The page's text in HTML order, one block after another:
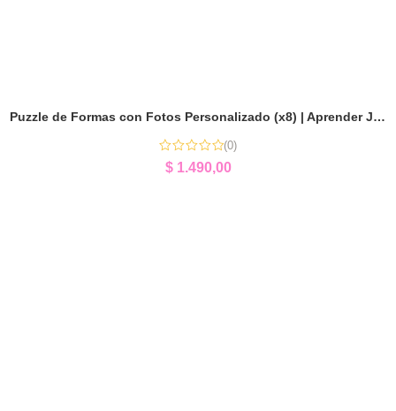
Puzzle de Formas con Fotos Personalizado (x8) | Aprender Jugando
(0)
$1.490,00